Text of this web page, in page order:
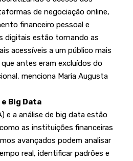
de negociação online,
financeiro pessoal e
digitais estão tornando as
acessíveis a um público mais
antes eram excluídos do
menciona Maria Augusta
Big Data
e a análise de big data estão
as instituições financeiras
avançados podem analisar
real, identificar padrões e